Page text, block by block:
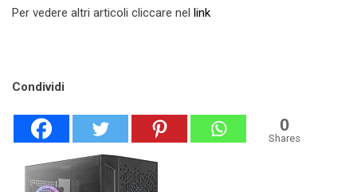
Per vedere altri articoli cliccare nel link
Condividi
0
Shares